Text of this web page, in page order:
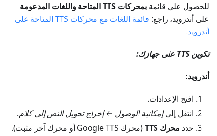
للحصول على قائمة بمحركات TTS المتاحة واللغات المدعومة
على أندرويد، راجع:
قائمة اللغات مع محركات TTS المتاحة على
أندرويد.
تكوين TTS على جهازك:
أندرويد:
افتح الإعدادات.
انتقل إلىإمكانية الوصول ← إخراج تحويل النص إلى كلام.
حدد محرك TTS
(محرك Google TTS أو محرك آخر مثبت).